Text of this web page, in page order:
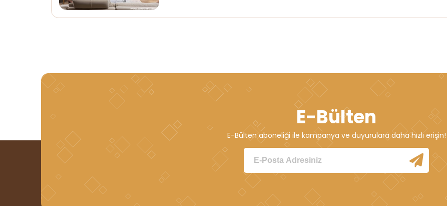
E-Bülten
E-Bülten aboneliği ile kampanya ve duyurulara daha hızlı erişin!